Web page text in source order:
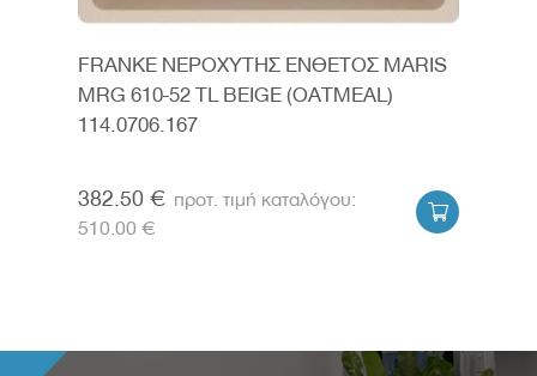
FRANKE ΝΕΡΟΧΥΤΗΣ ΕΝΘΕΤΟΣ MARIS
MRG 610-52 TL BEIGE (OATMEAL)
114.0706.167
382.50 €
510.00 €
